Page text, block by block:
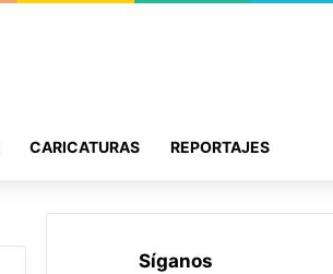
CARICATURAS REPORTAJES
Síganos